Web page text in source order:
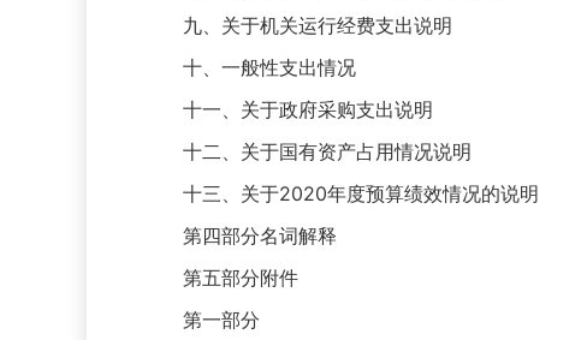
九、关于机关运行经费支出说明
十、一般性支出情况
十一、关于政府采购支出说明
十二、关于国有资产占用情况说明
十三、关于2020年度预算绩效情况的说明
第四部分名词解释
第五部分附件
第一部分